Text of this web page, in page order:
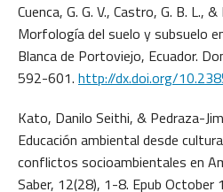
Cuenca, G. G. V., Castro, G. B. L.,
Morfología del suelo y subsuelo
Blanca de Portoviejo, Ecuador.
592-601. http://dx.doi.org/
Kato, Danilo Seithi, & Pedraza-
Educación ambiental desde
conflictos socioambientales en
Saber, 12(28), 1-8. Epub October